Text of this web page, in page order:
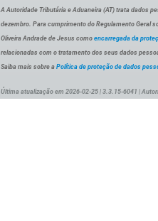
A Autoridade Tributária e Aduaneira (AT) trata dados
dezembro. Para cumprimento do Regulamento Geral
Oliveira Andrade de Jesus como encarregada da
relacionadas com o tratamento dos seus dados
Saiba mais sobre a Política de proteção de dados
Última atualização em 2026-02-25 | 3.3.15-6041 |